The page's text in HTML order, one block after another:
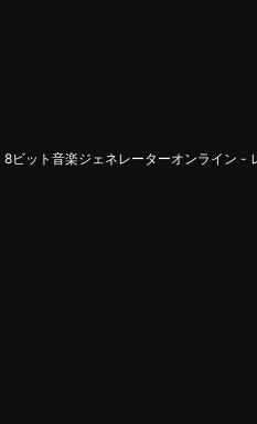
8ビット音楽ジェネレーターオンライン -